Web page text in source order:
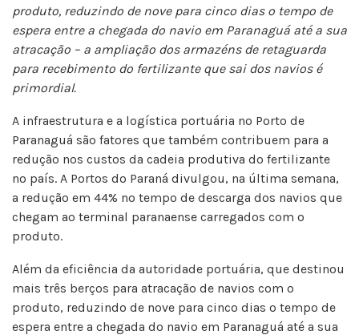
produto, reduzindo de nove para cinco dias o tempo de
espera entre a chegada do navio em Paranaguá até a sua
atracação – a ampliação dos armazéns de retaguarda
para recebimento do fertilizante que sai dos navios é
primordial.
A infraestrutura e a logística portuária no Porto de
Paranaguá são fatores que também contribuem para a
redução nos custos da cadeia produtiva do fertilizante
no país. A Portos do Paraná divulgou, na última semana,
a redução em 44% no tempo de descarga dos navios que
chegam ao terminal paranaense carregados com o
produto.
Além da eficiência da autoridade portuária, que destinou
mais três berços para atracação de navios com o
produto, reduzindo de nove para cinco dias o tempo de
espera entre a chegada do navio em Paranaguá até a sua